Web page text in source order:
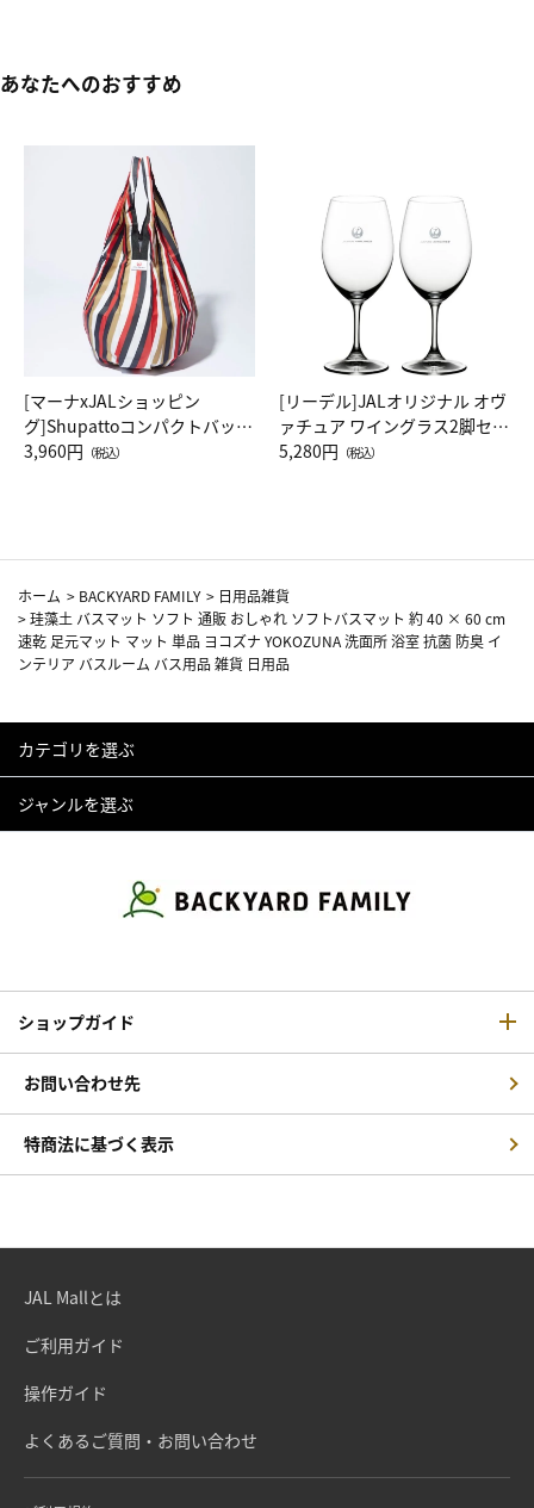
あなたへのおすすめ
[マーナxJALショッピン
グ]Shupattoコンパクトバッグ
Drop JAL客室乗務員（LC）ス
3,960円 （税込）
[リーデル]JALオリジナル オヴ
ァチュア ワイングラス2脚セッ
ト（レッドワイン）
5,280円 （税込）
ホーム > BACKYARD FAMILY > 日用品雑貨
>珪藻土 バスマット ソフト 通販 おしゃれ ソフトバスマット 約 40 × 60 cm
速乾 足元マット マット 単品 ヨコズナ YOKOZUNA 洗面所 浴室 抗菌 防臭 イ
ンテリア バスルーム バス用品 雑貨 日用品
カテゴリを選ぶ
ジャンルを選ぶ
ショップガイド
お問い合わせ先
特商法に基づく表示
JAL Mallとは
ご利用ガイド
操作ガイド
よくあるご質問・お問い合わせ